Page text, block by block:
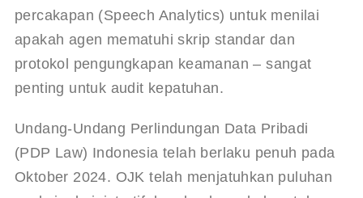
percakapan (Speech Analytics) untuk menilai
apakah agen mematuhi skrip standar dan
protokol pengungkapan keamanan – sangat
penting untuk audit kepatuhan.
Undang-Undang Perlindungan Data Pribadi
(PDP Law) Indonesia telah berlaku penuh pada
Oktober 2024. OJK telah menjatuhkan puluhan